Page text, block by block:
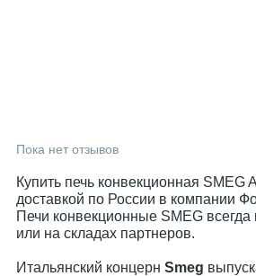
Пока нет отзывов
Купить печь конвекционная SMEG
доставкой по России в компании
Печи конвекционные SMEG всегда
или на складах партнеров.
Итальянский концерн Smeg